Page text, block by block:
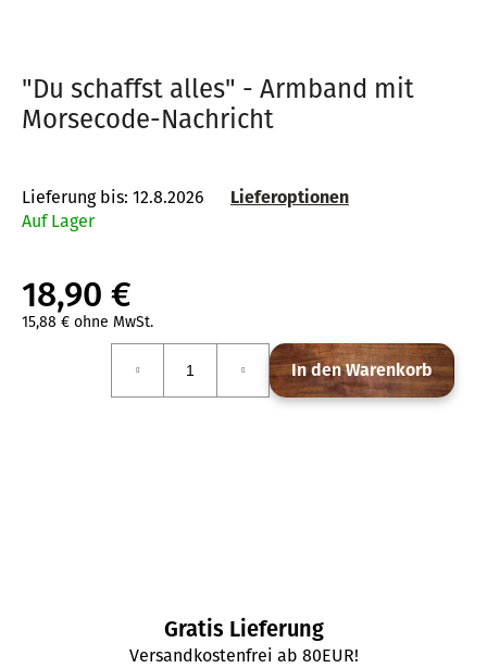
"Du schaffst alles" - Armband mit
Morsecode-Nachricht
Lieferung bis: 12.8.2026
Lieferoptionen
Auf Lager
18,90 €
15,88 € ohne MwSt.
Verkaufspreis:
In den Warenkorb
Gratis Lieferung
Versandkostenfrei ab 80EUR!
SUCHEN
W
i
r
m
p
f